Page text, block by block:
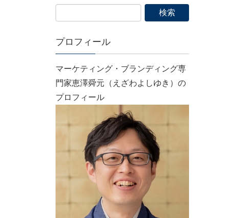
プロフィール
マーケティング・ブランディング専
門家恵澤舜元（えざわよしゆき）の
プロフィール